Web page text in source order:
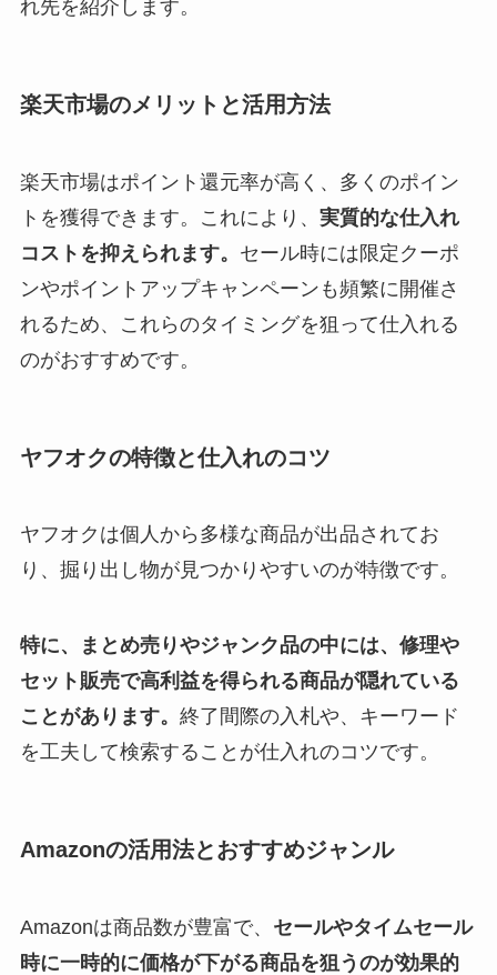
れ先を紹介します。
楽天市場のメリットと活用方法
楽天市場はポイント還元率が高く、多くのポイン
トを獲得できます。これにより、 実質的な仕入れ
コストを抑えられます。 セール時には限定クーポ
ンやポイントアップキャンペーンも頻繁に開催さ
れるため、これらのタイミングを狙って仕入れる
のがおすすめです。
ヤフオクの特徴と仕入れのコツ
ヤフオクは個人から多様な商品が出品されてお
り、掘り出し物が見つかりやすいのが特徴です。
特に、まとめ売りやジャンク品の中には、修理や
セット販売で高利益を得られる商品が隠れている
ことがあります。 終了間際の入札や、キーワード
を工夫して検索することが仕入れのコツです。
Amazonの活用法とおすすめジャンル
Amazonは商品数が豊富で、 セールやタイムセール
時に一時的に価格が下がる商品を狙うのが効果的